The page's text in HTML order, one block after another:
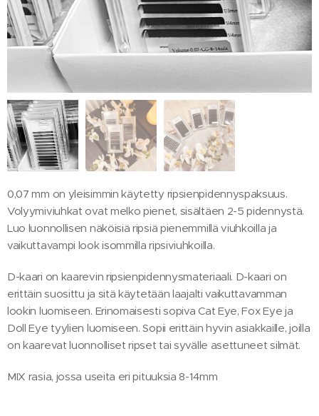
0,07 mm on yleisimmin käytetty ripsienpidennyspaksuus.
Volyymiviuhkat ovat melko pienet, sisältäen 2-5 pidennystä.
Luo luonnollisen näköisiä ripsiä pienemmillä viuhkoilla ja
vaikuttavampi look isommilla ripsiviuhkoilla.
D-kaari on kaarevin ripsienpidennysmateriaali. D-kaari on
erittäin suosittu ja sitä käytetään laajalti vaikuttavamman
lookin luomiseen. Erinomaisesti sopiva Cat Eye, Fox Eye ja
Doll Eye tyylien luomiseen. Sopii erittäin hyvin asiakkaille, joilla
on kaarevat luonnolliset ripset tai syvälle asettuneet silmät.
MIX rasia, jossa useita eri pituuksia 8-14mm